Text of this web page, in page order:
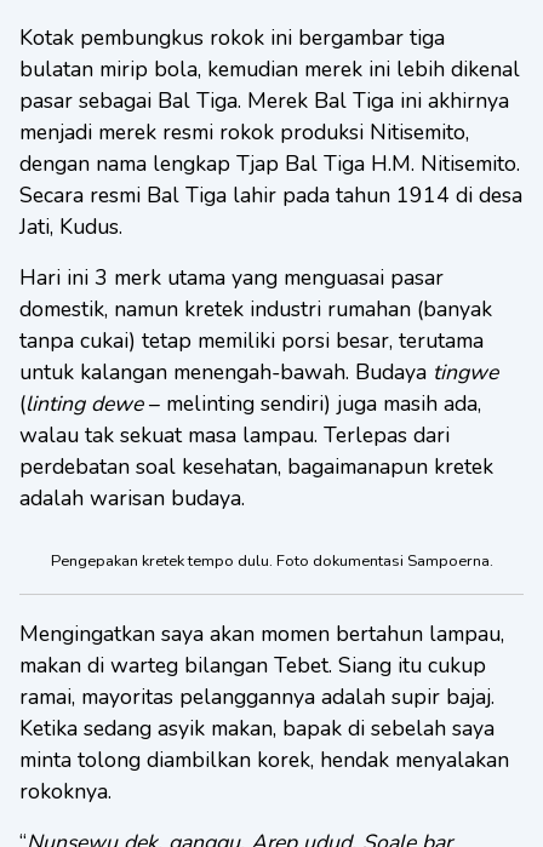
Kotak pembungkus rokok ini bergambar tiga
bulatan mirip bola, kemudian merek ini lebih dikenal
pasar sebagai Bal Tiga. Merek Bal Tiga ini akhirnya
menjadi merek resmi rokok produksi Nitisemito,
dengan nama lengkap Tjap Bal Tiga H.M. Nitisemito.
Secara resmi Bal Tiga lahir pada tahun 1914 di desa
Jati, Kudus.
Hari ini 3 merk utama yang menguasai pasar
domestik, namun kretek industri rumahan (banyak
tanpa cukai) tetap memiliki porsi besar, terutama
untuk kalangan menengah-bawah. Budaya tingwe
(linting dewe– melinting sendiri) juga masih ada,
walau tak sekuat masa lampau. Terlepas dari
perdebatan soal kesehatan, bagaimanapun kretek
adalah warisan budaya.
Pengepakan kretek tempo dulu. Foto dokumentasi Sampoerna.
Mengingatkan saya akan momen bertahun lampau,
makan di warteg bilangan Tebet. Siang itu cukup
ramai, mayoritas pelanggannya adalah supir bajaj.
Ketika sedang asyik makan, bapak di sebelah saya
minta tolong diambilkan korek, hendak menyalakan
rokoknya.